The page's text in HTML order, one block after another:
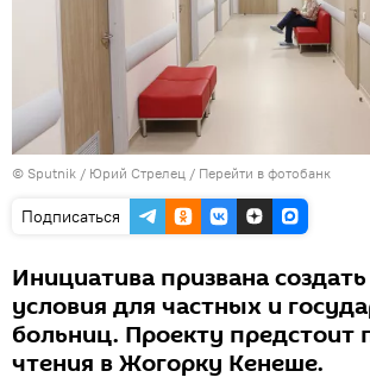
© Sputnik / Юрий Стрелец / Перейти в фотобанк
Подписаться
Инициатива призвана
условия для частных и
больниц. Проекту предстоит
чтения в Жогорку Кенеше.